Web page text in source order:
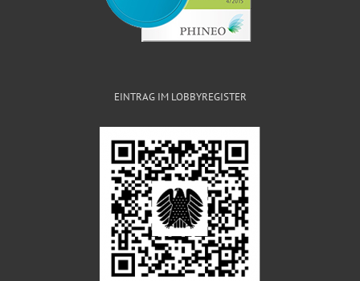
EINTRAG IM LOBBYREGISTER